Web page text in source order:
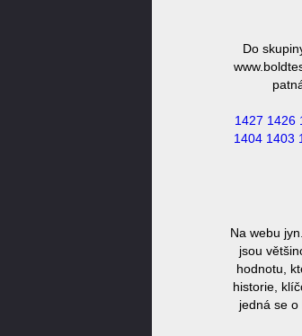
Do
1427 1426
1404 1403
Na webu
jsou
hodnotu,
historie,
jedná se